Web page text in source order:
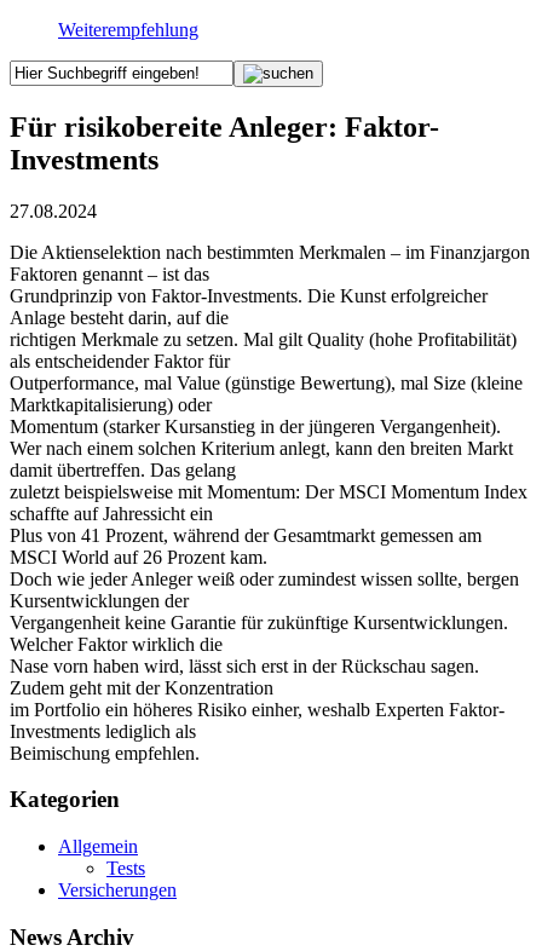
Weiterempfehlung
Für risikobereite Anleger: Faktor-
Investments
27.08.2024
Die Aktienselektion nach bestimmten Merkmalen – im Finanzjargon
Faktoren genannt – ist das
Grundprinzip von Faktor-Investments. Die Kunst erfolgreicher
Anlage besteht darin, auf die
richtigen Merkmale zu setzen. Mal gilt Quality (hohe Profitabilität)
als entscheidender Faktor für
Outperformance, mal Value (günstige Bewertung), mal Size (kleine
Marktkapitalisierung) oder
Momentum (starker Kursanstieg in der jüngeren Vergangenheit).
Wer nach einem solchen Kriterium anlegt, kann den breiten Markt
damit übertreffen. Das gelang
zuletzt beispielsweise mit Momentum: Der MSCI Momentum Index
schaffte auf Jahressicht ein
Plus von 41 Prozent, während der Gesamtmarkt gemessen am
MSCI World auf 26 Prozent kam.
Doch wie jeder Anleger weiß oder zumindest wissen sollte, bergen
Kursentwicklungen der
Vergangenheit keine Garantie für zukünftige Kursentwicklungen.
Welcher Faktor wirklich die
Nase vorn haben wird, lässt sich erst in der Rückschau sagen.
Zudem geht mit der Konzentration
im Portfolio ein höheres Risiko einher, weshalb Experten Faktor-
Investments lediglich als
Beimischung empfehlen.
Kategorien
Allgemein
Tests
Versicherungen
News Archiv